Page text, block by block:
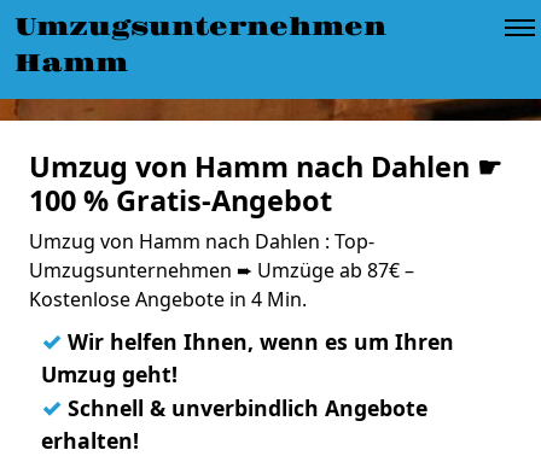
Umzugsunternehmen
Hamm
Umzug von Hamm nach Dahlen ☛
100 % Gratis-Angebot
Umzug von Hamm nach Dahlen : Top-
Umzugsunternehmen ➨ Umzüge ab 87€ –
Kostenlose Angebote in 4 Min.
✓ Wir helfen Ihnen, wenn es um Ihren
Umzug geht!
✓ Schnell & unverbindlich Angebote
erhalten!